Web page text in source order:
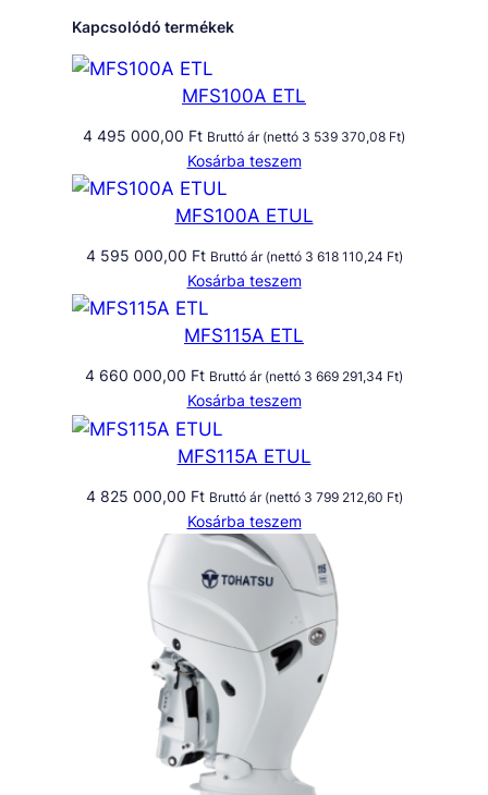
Kapcsolódó termékek
MFS100A ETL
4 495 000,00 Ft Bruttó ár (nettó 3 539 370,08 Ft)
Kosárba teszem
MFS100A ETUL
4 595 000,00 Ft Bruttó ár (nettó 3 618 110,24 Ft)
Kosárba teszem
MFS115A ETL
4 660 000,00 Ft Bruttó ár (nettó 3 669 291,34 Ft)
Kosárba teszem
MFS115A ETUL
4 825 000,00 Ft Bruttó ár (nettó 3 799 212,60 Ft)
Kosárba teszem